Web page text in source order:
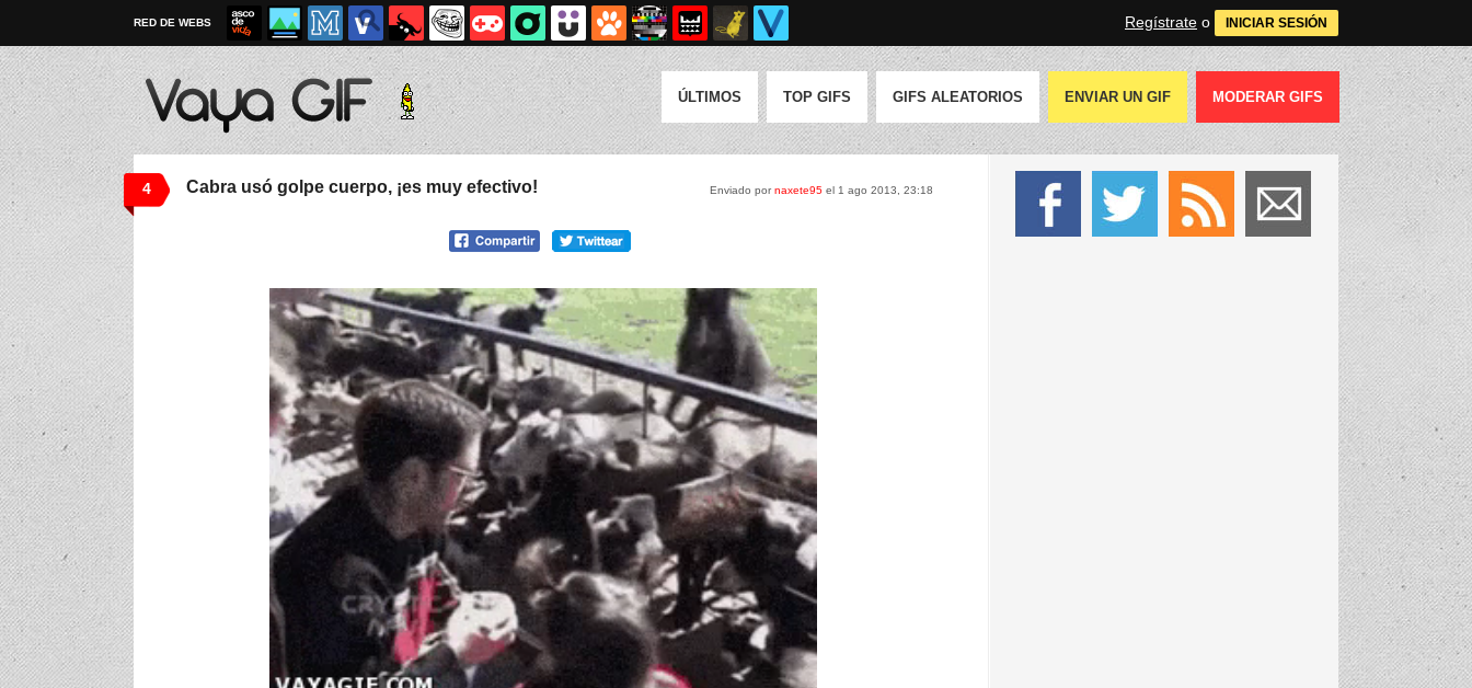
RED DE WEBS Regístrate o INICIAR SESIÓN
ÚLTIMOS TOP GIFS GIFS ALEATORIOS ENVIAR UN GIF MODERAR GIFS
4 Enviado pornaxete95 el 1 ago 2013, 23:18
Cabra usó golpe cuerpo, ¡es muy efectivo!